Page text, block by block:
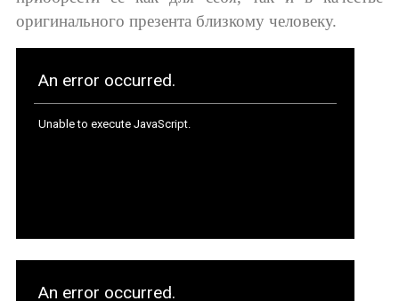
оригинального презента близкому человеку.